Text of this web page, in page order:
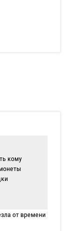
кому
от времени